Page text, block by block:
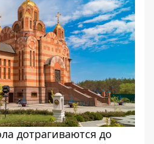
дотрагиваются до